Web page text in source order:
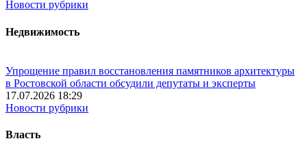
Новости рубрики
Недвижимость
Упрощение правил восстановления памятников архитектуры
в Ростовской области обсудили депутаты и эксперты
17.07.2026 18:29
Новости рубрики
Власть